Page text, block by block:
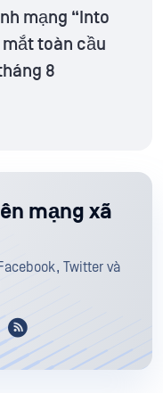
mạng “Into
mắt toàn cầu
8
mạng xã
Twitter và